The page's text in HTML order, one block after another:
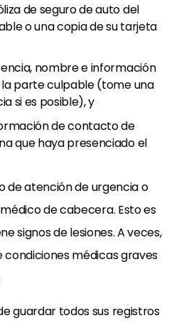
de seguro de auto del
o una copia de su tarjeta
nombre e información
parte culpable (tome una
si es posible), y
de contacto de
que haya presenciado el
de atención de urgencia o
de cabecera. Esto es
signos de lesiones. A veces,
médicas graves
guardar todos sus registros